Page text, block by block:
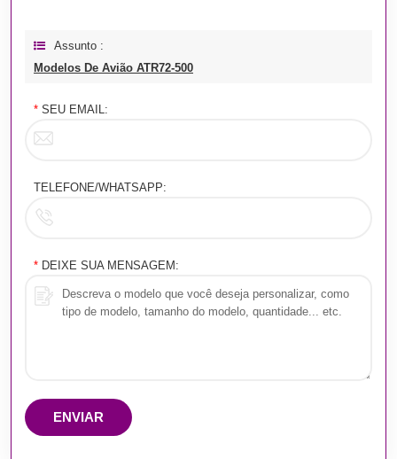
Assunto :
Modelos De Avião ATR72-500
* SEU EMAIL:
TELEFONE/WHATSAPP:
* DEIXE SUA MENSAGEM:
ENVIAR